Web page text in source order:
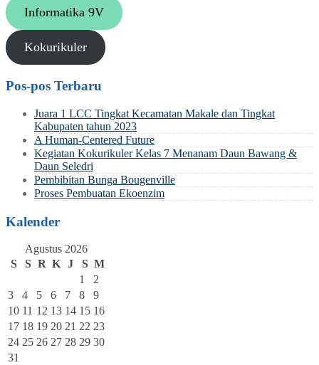
Informatika 9V
Kokurikuler
Pos-pos Terbaru
Juara 1 LCC Tingkat Kecamatan Makale dan Tingkat
Kabupaten tahun 2023
A Human-Centered Future
Kegiatan Kokurikuler Kelas 7 Menanam Daun Bawang &
Daun Seledri
Pembibitan Bunga Bougenville
Proses Pembuatan Ekoenzim
Kalender
Agustus 2026
S
S R K J S M
1
2
3
4 5 6 7 8
9
10 11 12 13 14 15 16
17 18 19 20 21 22 23
24 25 26 27 28 29 30
31